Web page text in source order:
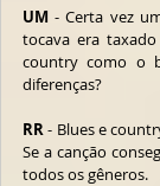
UM - Certa vez
tocava era
country como o
diferenças?
RR - Blues e
Se a canção
todos os gêneros.